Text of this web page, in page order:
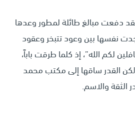
دفعت مبالغ طائلة لمطور وعدها
نفسها بين وعود تتبخر وعقود
لكم الله”، إذ كلما طرقت باباً،
القدر ساقها إلى مكتب محمد
الثقة والاسم.